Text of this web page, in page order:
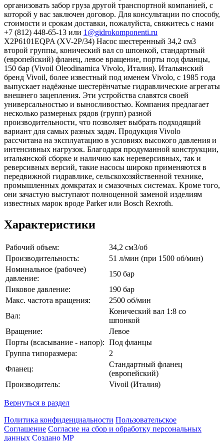
организовать забор груза другой транспортной компанией, с
которой у вас заключен договор. Для консультации по способу,
стоимости и срокам доставки, пожалуйста, свяжитесь с нами
+7 (812) 448-65-13 или 1@gidrokomponenti.ru
X2P6101EQPA (XV-2P/34) Насос шестеренный 34,2 см3
второй группы, конический вал со шпонкой, стандартный
(европейский) фланец, левое вращение, порты под фланцы,
150 бар (Vivoil Oleodinamica Vivolo, Италия). Итальянский
бренд Vivoil, более известный под именем Vivolo, с 1985 года
выпускает надёжные шестерёнчатые гидравлические агрегаты
внешнего зацепления. Эти устройства славятся своей
универсальностью и выносливостью. Компания предлагает
несколько размерных рядов (групп) разной
производительности, что позволяет выбрать подходящий
вариант для самых разных задач. Продукция Vivolo
рассчитана на эксплуатацию в условиях высокого давления и
интенсивных нагрузок. Благодаря продуманной конструкции,
итальянской сборке и наличию как нереверсивных, так и
реверсивных версий, такие насосы широко применяются в
передвижной гидравлике, сельскохозяйственной технике,
промышленных домкратах и смазочных системах. Кроме того,
они зачастую выступают полноценной заменой изделиям
известных марок вроде Parker или Bosch Rexroth.
Характеристики
Рабочий объем:
34,2 см3/об
Производительность:
51 л/мин (при 1500 об/мин)
Номинальное (рабочее)
давление:
150 бар
Пиковое давление:
190 бар
Макс. частота вращения:
2500 об/мин
Вал:
Конический вал 1:8 со
шпонкой
Вращение:
Левое
Порты (всасывание - напор): Под фланцы
Группа типоразмера:
2
Фланец:
Стандартный фланец
(европейский)
Производитель:
Vivoil (Италия)
Вернуться в раздел
Политика конфиденциальности Пользовательское
Соглашение Согласие на сбор и обработку персональных
данных Создано МР